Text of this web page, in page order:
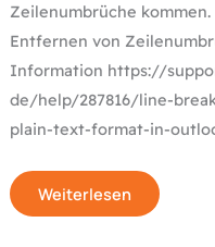
Zeilenumbrüche
Entfernen von
Information https://
de/help/287816/line-
plain-text-format-in-
Weiterlesen